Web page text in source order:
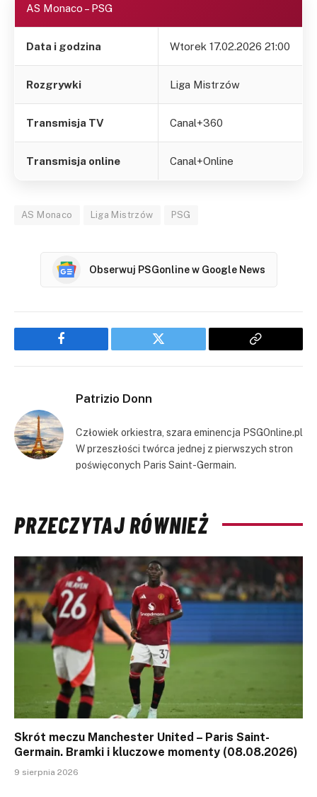
AS Monaco – PSG
Data i godzina Wtorek 17.02.2026 21:00
Rozgrywki Liga Mistrzów
Transmisja TV Canal+360
Transmisja online Canal+Online
AS Monaco Liga Mistrzów PSG
Obserwuj PSGonline w Google News
Facebook Twitter
Copy
Patrizio Donn
Człowiek orkiestra, szara eminencja PSGOnline.pl
W przeszłości twórca jednej z pierwszych stron
poświęconych Paris Saint-Germain.
PRZECZYTAJ RÓWNIEŻ
Skrót meczu Manchester United – Paris Saint-
Germain. Bramki i kluczowe momenty (08.08.2026)
9 sierpnia 2026